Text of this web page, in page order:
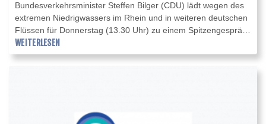
Bundesverkehrsminister Steffen Bilger (CDU) lädt wegen des
extremen Niedrigwassers im Rhein und in weiteren deutschen
Flüssen für Donnerstag (13.30 Uhr) zu einem Spitzengespräch
nach Bonn. Teilnehmen werden Vertreter von Schifffahrt,
Häfen und Wirtschaft. Bilger sagte dem "Kölner Stadt-
widerstandsfähiger gegen zunehmende extreme
WEITERLESEN